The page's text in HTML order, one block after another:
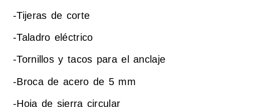
-Tijeras de corte
-Taladro eléctrico
-Tornillos y tacos para el anclaje
-Broca de acero de 5 mm
-Hoja de sierra circular